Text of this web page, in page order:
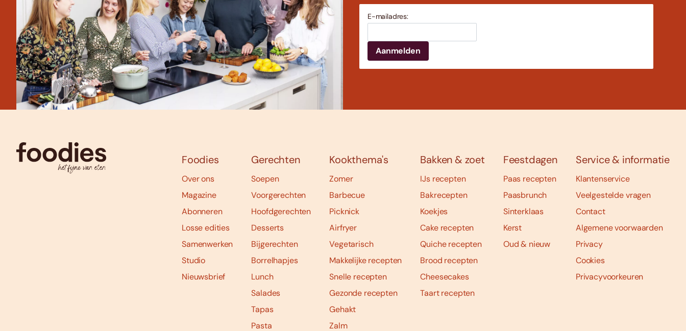
E-mailadres:
Foodies
Over ons
Magazine
Abonneren
Losse edities
Samenwerken
Studio
Nieuwsbrief
Gerechten
Soepen
Voorgerechten
Hoofdgerechten
Desserts
Bijgerechten
Borrelhapjes
Lunch
Salades
Tapas
Pasta
Kookthema's
Zomer
Barbecue
Picknick
Airfryer
Vegetarisch
Makkelijke recepten
Snelle recepten
Gezonde recepten
Gehakt
Zalm
Bakken & zoet
IJs recepten
Bakrecepten
Koekjes
Cake recepten
Quiche recepten
Brood recepten
Cheesecakes
Taart recepten
Feestdagen
Paas recepten
Paasbrunch
Sinterklaas
Kerst
Oud & nieuw
Service & informatie
Klantenservice
Veelgestelde vragen
Contact
Algemene voorwaarden
Privacy
Cookies
Privacyvoorkeuren